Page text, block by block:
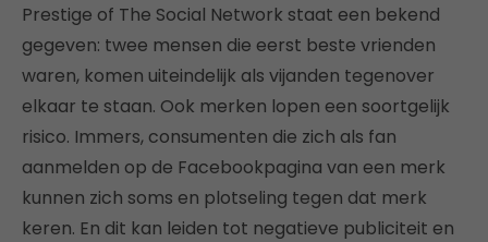
Prestige of The Social Network staat een bekend
gegeven: twee mensen die eerst beste vrienden
waren, komen uiteindelijk als vijanden tegenover
elkaar te staan. Ook merken lopen een soortgelijk
risico. Immers, consumenten die zich als fan
aanmelden op de Facebookpagina van een merk
kunnen zich soms en plotseling tegen dat merk
keren. En dit kan leiden tot negatieve publiciteit en